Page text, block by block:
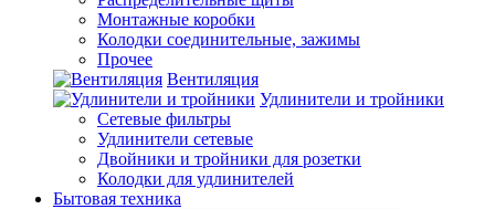
Монтажные коробки
Колодки соединительные, зажимы
Прочее
Вентиляция
Удлинители и тройники
Сетевые фильтры
Удлинители сетевые
Двойники и тройники для розетки
Колодки для удлинителей
Бытовая техника